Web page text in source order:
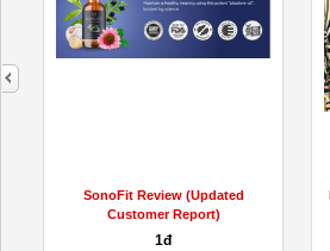
SonoFit Review (Updated
Customer Report)
1đ